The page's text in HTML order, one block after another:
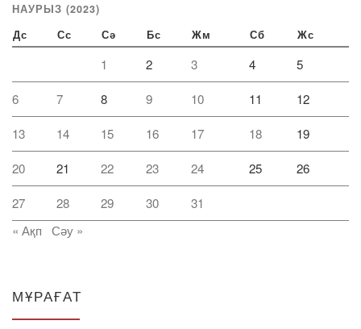
НАУРЫЗ (2023)
Дс Сс Сә Бс Жм Сб Жс
1 2 3 4 5
6 7 8 9 10 11 12
13 14 15 16 17 18 19
20 21 22 23 24 25 26
27 28 29 30
31
« Ақп
Сәу »
МҰРАҒАТ